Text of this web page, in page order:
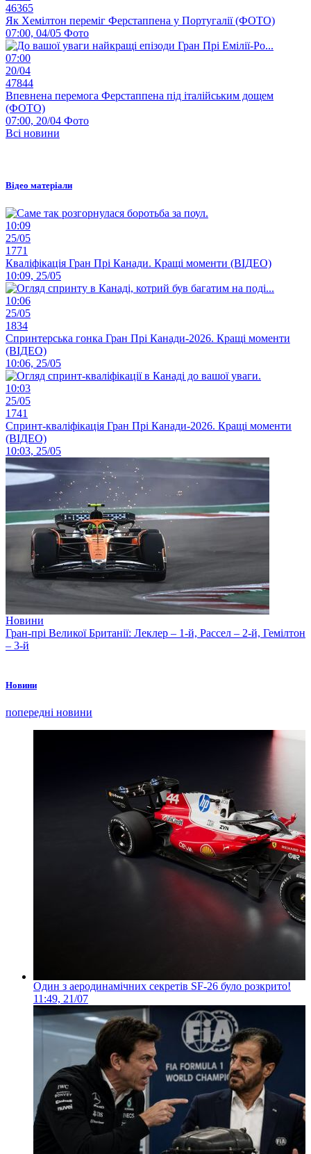
46365
Як Хемілтон переміг Ферстаппена у Португалії (ФОТО)
07:00, 04/05 Фото
07:00
20/04
47844
Впевнена перемога Ферстаппена під італійським дощем
(ФОТО)
07:00, 20/04 Фото
Всі новини
Відео матеріали
10:09
25/05
1771
Кваліфікація Гран Прі Канади. Кращі моменти (ВІДЕО)
10:09, 25/05
10:06
25/05
1834
Спринтерська гонка Гран Прі Канади-2026. Кращі моменти
(ВІДЕО)
10:06, 25/05
10:03
25/05
1741
Спринт-кваліфікація Гран Прі Канади-2026. Кращі моменти
(ВІДЕО)
10:03, 25/05
Новини
Гран-прі Великої Британії: Леклер – 1-й, Рассел – 2-й, Гемілтон
– 3-й
Новини
попередні новини
Один з аеродинамічних секретів SF-26 було розкрито!
11:49, 21/07